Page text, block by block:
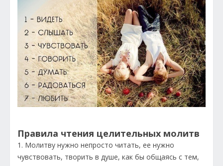
Правила чтения целительных молитв
1. Молитву нужно непросто читать, ее нужно
чувствовать, творить в душе, как бы общаясь с тем,